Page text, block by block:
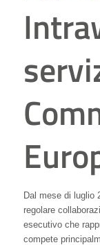
Dal mese di luglio
regolare
esecutivo che
compete